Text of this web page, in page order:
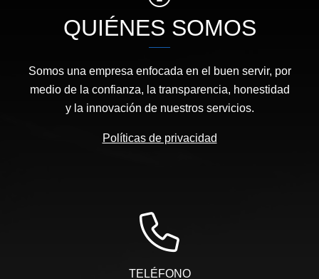
QUIÉNES SOMOS
Somos una empresa enfocada en el buen servir, por
medio de la confianza, la transparencia, honestidad
y la innovación de nuestros servicios.
Políticas de privacidad
TELÉFONO